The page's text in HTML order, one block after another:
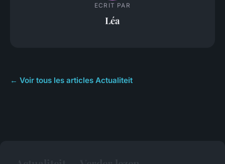
ECRIT PAR
Léa
← Voir tous les articles Actualiteit